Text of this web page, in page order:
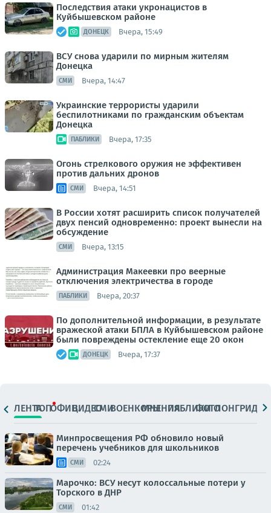
Последствия атаки укронацистов в
Куйбышевском районе
ДОНЕЦК Вчера, 15:49
ВСУ снова ударили по мирным жителям
Донецка
СМИ Вчера, 14:47
Украинские террористы ударили
беспилотниками по гражданским объектам
Донецка
ПАБЛИКИ Вчера, 17:35
Огонь стрелкового оружия не эффективен
против дальних дронов
СМИ Вчера, 14:51
В России хотят расширить список получателей
двух пенсий одновременно: проект вынесли на
обсуждение
СМИ Вчера, 13:15
Администрация Макеевки про веерные
отключения электричества в городе
ПАБЛИКИ Вчера, 20:37
По дополнительной информации, в результате
вражеской атаки БПЛА в Куйбышевском районе
были повреждены остекление еще 20 окон
ДОНЕЦК Вчера, 17:37
ЛЕНТАТОПОФИЦ.ВИДЕОСМИВОЕНКОРЫМНЕНИЯПАБЛИКИ
ФОТОЛОНГРИДЫ
Минпросвещения РФ обновило новый
перечень учебников для школьников
СМИ 02:24
Марочко: ВСУ несут колоссальные потери у
Торского в ДНР
СМИ 01:42